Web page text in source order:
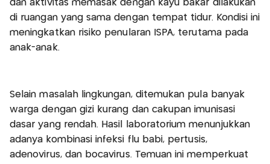
dan aktivitas memasak dengan kayu bakar dilakukan
di ruangan yang sama dengan tempat tidur. Kondisi ini
meningkatkan risiko penularan ISPA, terutama pada
anak-anak.
Selain masalah lingkungan, ditemukan pula banyak
warga dengan gizi kurang dan cakupan imunisasi
dasar yang rendah. Hasil laboratorium menunjukkan
adanya kombinasi infeksi flu babi, pertusis,
adenovirus, dan bocavirus. Temuan ini memperkuat